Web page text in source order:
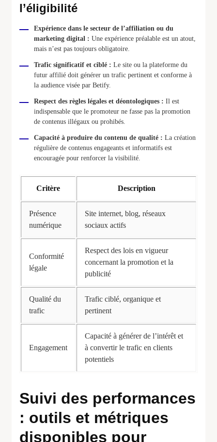
l’éligibilité
Expérience dans le secteur de l’affiliation ou du
marketing digital : Une expérience préalable est un atout,
mais n’est pas toujours obligatoire.
Trafic significatif et ciblé : Le site ou la plateforme du
futur affilié doit générer un trafic pertinent et conforme à
la audience visée par Betify.
Respect des règles légales et déontologiques : Il est
indispensable que le promoteur ne fasse pas la promotion
de contenus illégaux ou prohibés.
Capacité à produire du contenu de qualité : La création
régulière de contenus engageants et informatifs est
encouragée pour renforcer la visibilité.
Critère Description
Présence
numérique
Site internet, blog, réseaux
sociaux actifs
Conformité
légale
Respect des lois en vigueur
concernant la promotion et la
publicité
Qualité du
trafic
Trafic ciblé, organique et
pertinent
Engagement
Capacité à générer de l’intérêt et
à convertir le trafic en clients
potentiels
Suivi des performances
: outils et métriques
disponibles pour